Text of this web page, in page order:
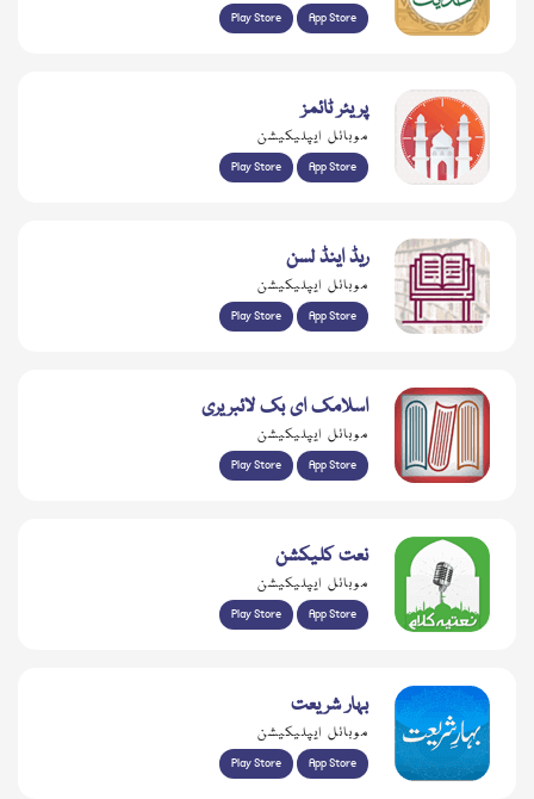
Play Store App Store
پریئر ٹائمز
موبائل ایپلیکیشن
Play Store App Store
ریڈ اینڈ لسن
موبائل ایپلیکیشن
Play Store App Store
اسلامک ای بک لائبریری
موبائل ایپلیکیشن
Play Store App Store
نعت کلیکشن
موبائل ایپلیکیشن
Play Store App Store
بہار شریعت
موبائل ایپلیکیشن
Play Store App Store